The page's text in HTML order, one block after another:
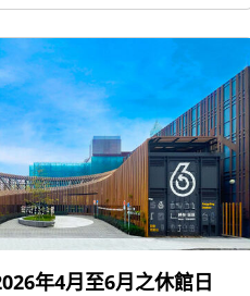
年4月至6月之休館日